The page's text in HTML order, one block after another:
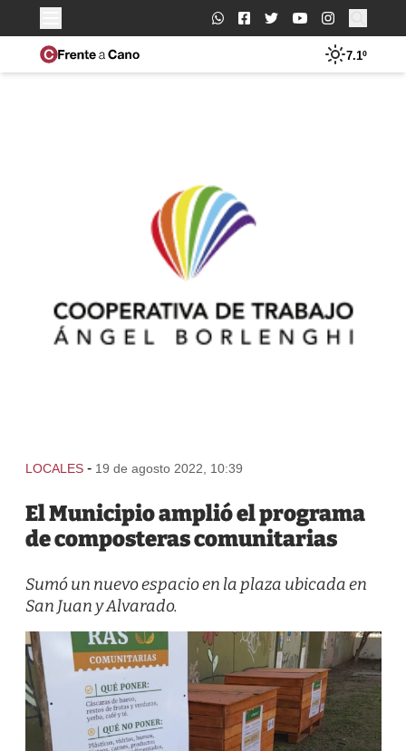
Buscar:
7.1º
LOCALES - 19 de agosto 2022, 10:39
El Municipio amplió el programa
de composteras comunitarias
Sumó un nuevo espacio en la plaza ubicada en
San Juan y Alvarado.